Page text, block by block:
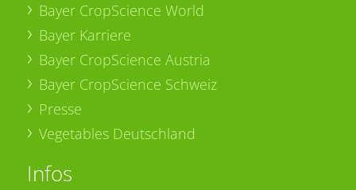
Bayer CropScience World
Bayer Karriere
Bayer CropScience Austria
Bayer CropScience Schweiz
Presse
Vegetables Deutschland
Infos